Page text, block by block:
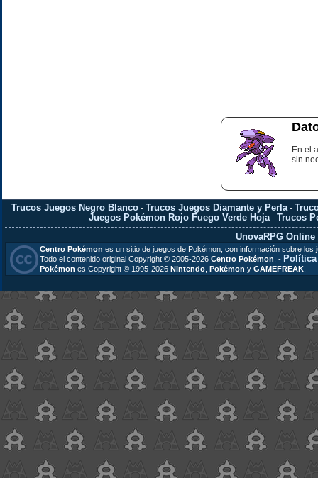
En el
sin
Trucos Juegos Negro Blanco- Trucos Juegos Diamante y Perla-
Juegos Pokémon Rojo Fuego Verde Hoja -Trucos
UnovaRPG Online
Centro Pokémon es un sitio de juegos de Pokémon, con información sobre
Todo el contenido original Copyright © 2005-2026 Centro Pokémon . -
Pokémon es Copyright © 1995-2026 Nintendo Pokémon y GAMEFREAK